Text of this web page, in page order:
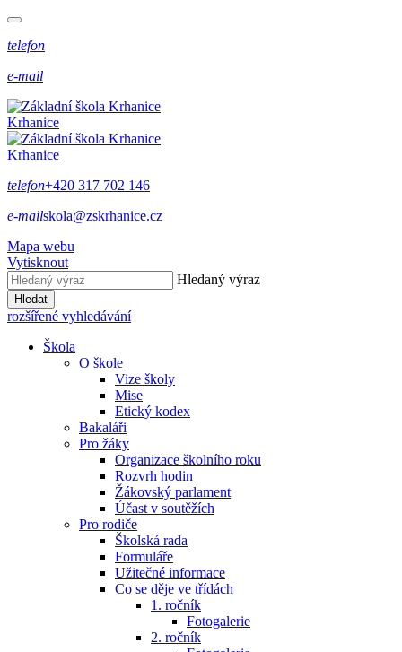
telefon
e-mail
Krhanice
Krhanice
telefon+420 317 702 146
e-mailskola@zskrhanice.cz
Mapa webu
Vytisknout
Hledaný výraz
Hledat
rozšířené vyhledávání
Škola
O škole
Vize školy
Mise
Etický kodex
Bakaláři
Pro žáky
Organizace školního roku
Rozvrh hodin
Žákovský parlament
Účast v soutěžích
Pro rodiče
Školská rada
Formuláře
Užitečné informace
Co se děje ve třídách
1. ročník
Fotogalerie
2. ročník